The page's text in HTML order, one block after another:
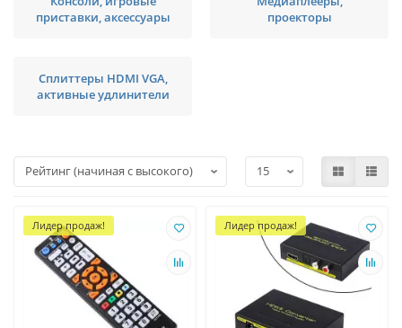
приставки, аксессуары
проекторы
Сплиттеры HDMI VGA,
активные удлинители
Лидер продаж! Лидер продаж!